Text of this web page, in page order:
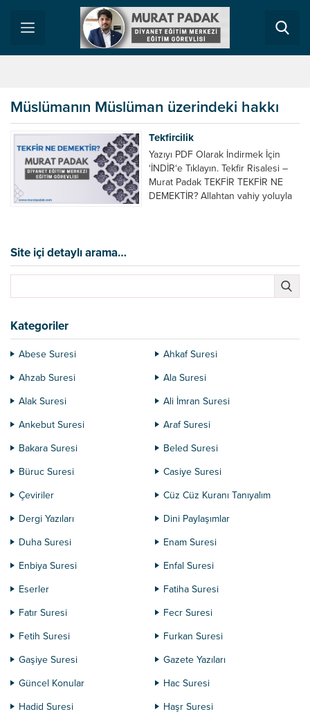
Müslümanın Müslüman üzerindeki hakkı
Tekfircilik
Yazıyı PDF Olarak İndirmek İçin
‘İNDİR‘e Tıklayın. Tekfir Risalesi –
Murat Padak TEKFİR TEKFİR NE
DEMEKTİR? Allahtan vahiy yoluyla
İLGİLİ BAZI AYET VE HADİSLER
Size selam veren kimselere sen
Site içi detaylı arama…
Kategoriler
Abese Suresi
Ahkaf Suresi
Ahzab Suresi
Ala Suresi
Alak Suresi
Ali İmran Suresi
Ankebut Suresi
Araf Suresi
Bakara Suresi
Beled Suresi
Büruc Suresi
Casiye Suresi
Çeviriler
Cüz Cüz Kuranı Tanıyalım
Dergi Yazıları
Dini Paylaşımlar
Duha Suresi
Enam Suresi
Enbiya Suresi
Enfal Suresi
Eserler
Fatiha Suresi
Fatır Suresi
Fecr Suresi
Fetih Suresi
Furkan Suresi
Gaşiye Suresi
Gazete Yazıları
Güncel Konular
Hac Suresi
Hadid Suresi
Haşr Suresi